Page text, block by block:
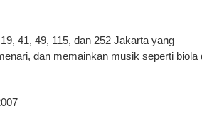
41, 49, 115, dan 252 Jakarta yang
dan memainkan musik seperti biola